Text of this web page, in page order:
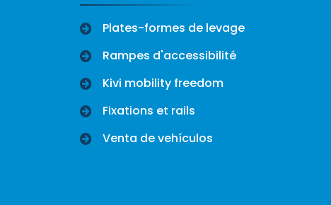
Plates-formes de levage
Rampes d'accessibilité
Kivi mobility freedom
Fixations et rails
Venta de vehículos